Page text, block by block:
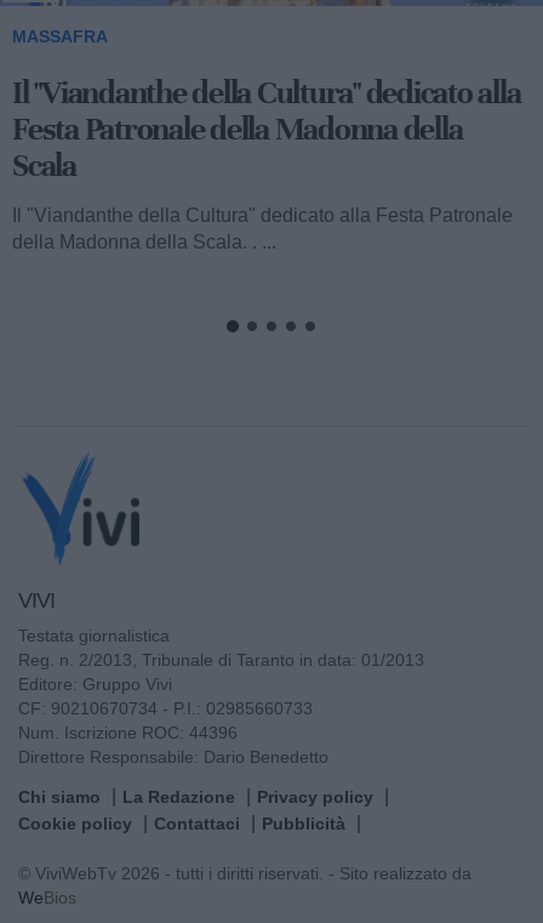
MASSAFRA
Il "Viandanthe della Cultura" dedicato alla
Festa Patronale della Madonna della
Scala
Il "Viandanthe della Cultura" dedicato alla Festa Patronale
della Madonna della Scala. . ...
VIVI
Testata giornalistica
Reg. n. 2/2013, Tribunale di Taranto in data: 01/2013
Editore: Gruppo Vivi
CF: 90210670734 - P.I.: 02985660733
Num. Iscrizione ROC: 44396
Direttore Responsabile: Dario Benedetto
Chi siamo La Redazione
Privacy policy
Cookie policy
Contattaci Pubblicità
© ViviWebTv 2026 - tutti i diritti riservati. - Sito realizzato da
WeBios